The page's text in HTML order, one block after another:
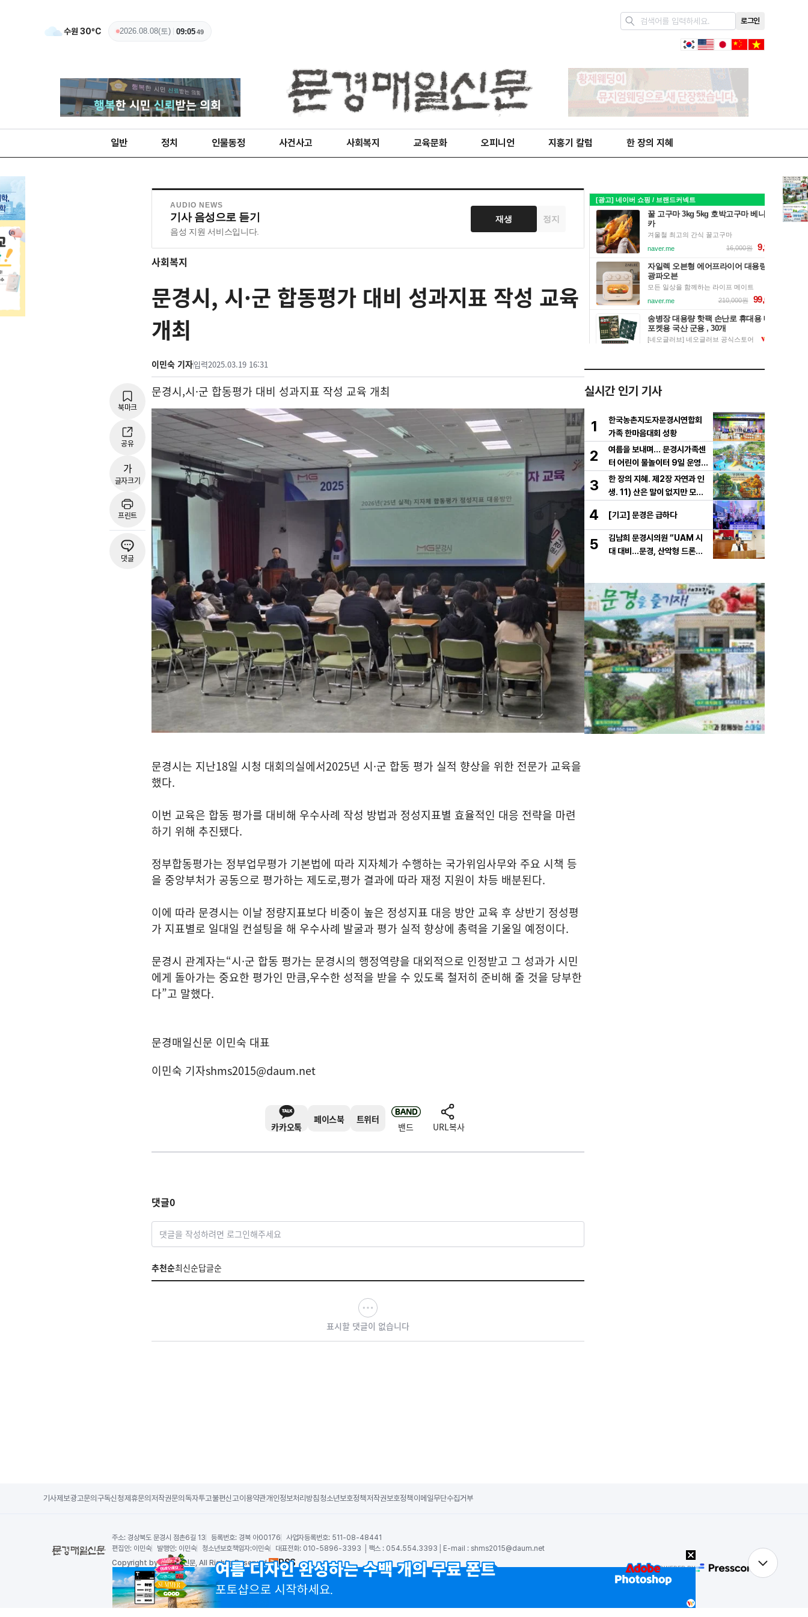
수원 30ºC 2026.08.08(토) 09:0550
로그인
일반 정치 인물동정 사건사고 사회복지 교육문화 오피니언 지홍기 칼럼 한 장의 지혜
AUDIO NEWS
기사 음성으로 듣기
음성 지원 서비스입니다.
재생 정지
사회복지
문경시, 시·군 합동평가 대비 성과지표 작성 교육
개최
이민숙 기자입력2025.03.19 16:31
북마크
공유
가
글자크기
프린트
댓글
문경시,시·군 합동평가 대비 성과지표 작성 교육 개최
문경시는 지난18일 시청 대회의실에서2025년 시·군 합동 평가 실적 향상을 위한 전문가 교육을
했다.
이번 교육은 합동 평가를 대비해 우수사례 작성 방법과 정성지표별 효율적인 대응 전략을 마련
하기 위해 추진됐다.
정부합동평가는 정부업무평가 기본법에 따라 지자체가 수행하는 국가위임사무와 주요 시책 등
을 중앙부처가 공동으로 평가하는 제도로,평가 결과에 따라 재정 지원이 차등 배분된다.
이에 따라 문경시는 이날 정량지표보다 비중이 높은 정성지표 대응 방안 교육 후 상반기 정성평
가 지표별로 일대일 컨설팅을 해 우수사례 발굴과 평가 실적 향상에 총력을 기울일 예정이다.
문경시 관계자는“시·군 합동 평가는 문경시의 행정역량을 대외적으로 인정받고 그 성과가 시민
에게 돌아가는 중요한 평가인 만큼,우수한 성적을 받을 수 있도록 철저히 준비해 줄 것을 당부한
다”고 말했다.
문경매일신문 이민숙 대표
이민숙 기자shms2015@daum.net
카카오톡
페이스북 트위터
밴드 URL복사
댓글0
댓글을 작성하려면 로그인해주세요
추천순최신순답글순
표시할 댓글이 없습니다
실시간 인기 기사
1
한국농촌지도자문경시연합회
가족 한마음대회 성황
2
여름을 보내며… 문경시가족센
터 어린이 물놀이터 9일 운영
마무리
3
한 장의 지혜. 제2장 자연과 인
생. 11) 산은 말이 없지만 모든
4 [기고] 문경은 급하다
5
김남희 문경시의원 “UAM 시
대 대비…문경, 산악형 드론산
기사제보광고문의 구독신청제휴문의 저작권문의 독자투고불편신고이용약관개인정보처리방침 청소년보호정책저작권보호정책 이메일무단수집거부
주소: 경상북도 문경시 점촌6길 13 등록번호: 경북 아00176 사업자등록번호: 511-08-48441
편집인: 이민숙 발행인: 이민숙 청소년보호책임자:이민숙 대표전화: 010-5896-3393 │팩스 : 054.554.3393│E-mail : shms2015@daum.net
Copyright by 문경매일신문, All Rights Reserved. RSS POWERED BY